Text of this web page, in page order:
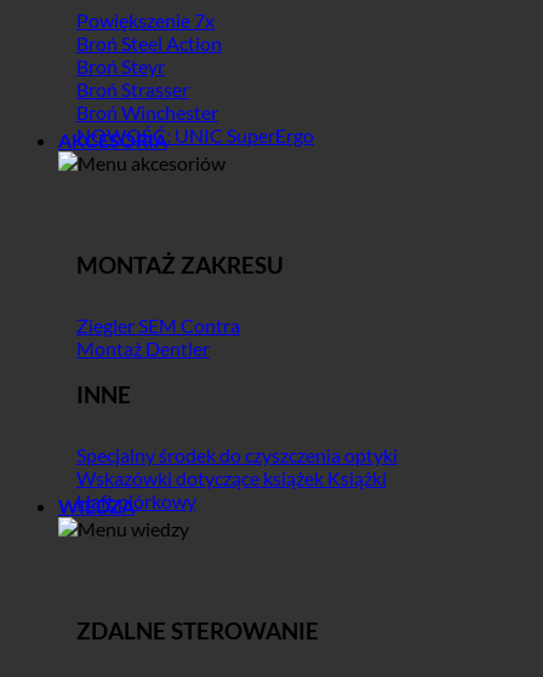
Powiększenie 7x
Broń Steel Action
Broń Steyr
Broń Strasser
Broń Winchester
NOWOŚĆ: UNIC SuperErgo
AKCESORIA
MONTAŻ ZAKRESU
Ziegler SEM Contra
Montaż Dentler
INNE
Specjalny środek do czyszczenia optyki
Wskazówki dotyczące książek Książki
Haft piórkowy
WIEDZA
ZDALNE STEROWANIE